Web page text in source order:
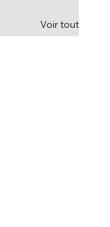
Voir tout